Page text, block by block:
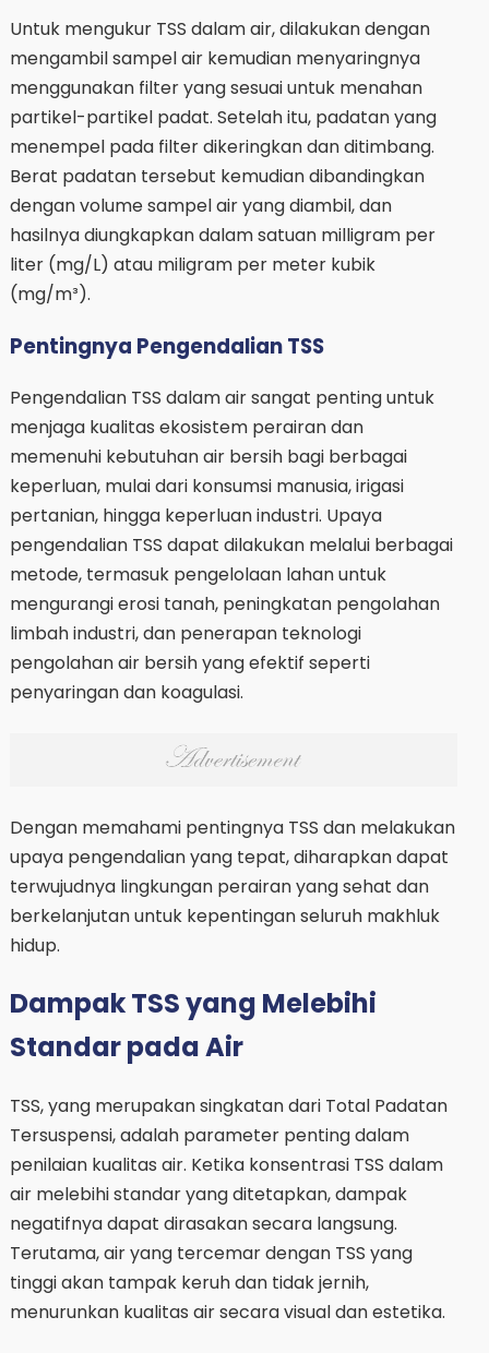
Untuk mengukur TSS dalam air, dilakukan dengan
mengambil sampel air kemudian menyaringnya
menggunakan filter yang sesuai untuk menahan
partikel-partikel padat. Setelah itu, padatan yang
menempel pada filter dikeringkan dan ditimbang.
Berat padatan tersebut kemudian dibandingkan
dengan volume sampel air yang diambil, dan
hasilnya diungkapkan dalam satuan milligram per
liter (mg/L) atau miligram per meter kubik
(mg/m³).
Pentingnya Pengendalian TSS
Pengendalian TSS dalam air sangat penting untuk
menjaga kualitas ekosistem perairan dan
memenuhi kebutuhan air bersih bagi berbagai
keperluan, mulai dari konsumsi manusia, irigasi
pertanian, hingga keperluan industri. Upaya
pengendalian TSS dapat dilakukan melalui berbagai
metode, termasuk pengelolaan lahan untuk
mengurangi erosi tanah, peningkatan pengolahan
limbah industri, dan penerapan teknologi
pengolahan air bersih yang efektif seperti
penyaringan dan koagulasi.
Dengan memahami pentingnya TSS dan melakukan
upaya pengendalian yang tepat, diharapkan dapat
terwujudnya lingkungan perairan yang sehat dan
berkelanjutan untuk kepentingan seluruh makhluk
hidup.
Dampak TSS yang Melebihi
Standar pada Air
TSS, yang merupakan singkatan dari Total Padatan
Tersuspensi, adalah parameter penting dalam
penilaian kualitas air. Ketika konsentrasi TSS dalam
air melebihi standar yang ditetapkan, dampak
negatifnya dapat dirasakan secara langsung.
Terutama, air yang tercemar dengan TSS yang
tinggi akan tampak keruh dan tidak jernih,
menurunkan kualitas air secara visual dan estetika.